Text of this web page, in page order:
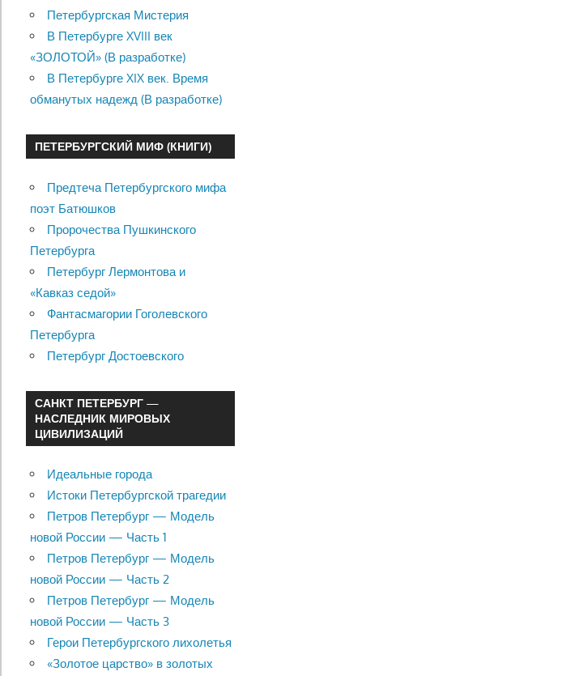
Петербургская Мистерия
В Петербурге XVIII век
«ЗОЛОТОЙ» (В разработке)
В Петербурге XIX век. Время
обманутых надежд (В разработке)
ПЕТЕРБУРГСКИЙ МИФ (КНИГИ)
Предтеча Петербургского мифа
поэт Батюшков
Пророчества Пушкинского
Петербурга
Петербург Лермонтова и
«Кавказ седой»
Фантасмагории Гоголевского
Петербурга
Петербург Достоевского
САНКТ ПЕТЕРБУРГ —
НАСЛЕДНИК МИРОВЫХ
ЦИВИЛИЗАЦИЙ
Идеальные города
Истоки Петербургской трагедии
Петров Петербург — Модель
новой России — Часть 1
Петров Петербург — Модель
новой России — Часть 2
Петров Петербург — Модель
новой России — Часть 3
Герои Петербургского лихолетья
«Золотое царство» в золотых